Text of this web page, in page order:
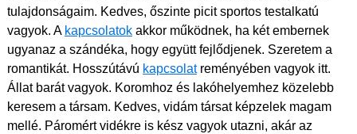
tulajdonságaim. Kedves, őszinte picit sportos testalkatú
vagyok. A kapcsolatok akkor működnek, ha két embernek
ugyanaz a szándéka, hogy együtt fejlődjenek. Szeretem a
romantikát. Hosszútávú kapcsolatreményében vagyok itt.
Állat barát vagyok. Koromhoz és lakóhelyemhez közelebb
keresem a társam. Kedves, vidám társat képzelek magam
mellé. Páromért vidékre is kész vagyok utazni, akár az